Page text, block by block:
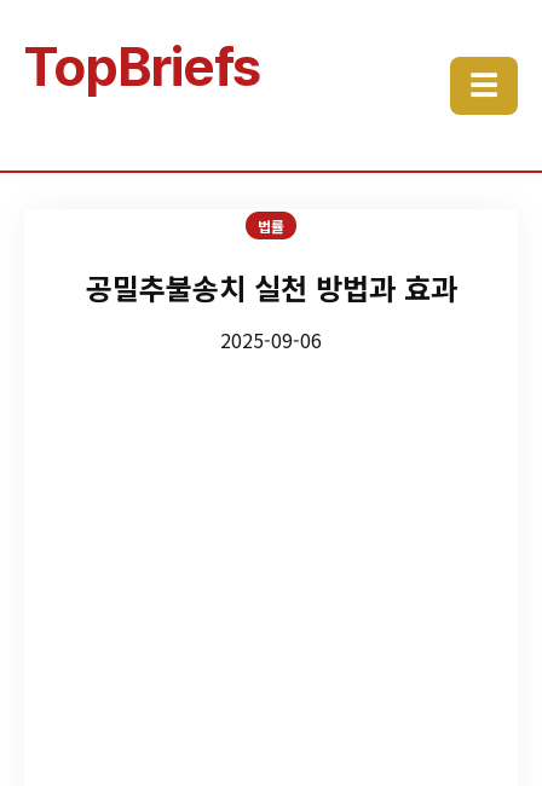
TopBriefs ☰
법률
공밀추불송치 실천 방법과 효과
2025-09-06